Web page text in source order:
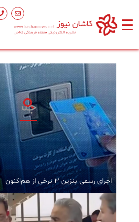
☰
اصلی
فرهنگ
ورزشی
زیست
اجرای رسمی بنزین ۳ نرخی از هم‌اکنون